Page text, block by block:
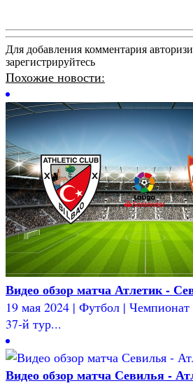
Для добавления комментария
зарегистрируйтесь
Похожие новости:
Видео обзор матча Атлетик -
19 мая 2024 | Футбол |
37-й тур...
Видео обзор матча Севилья -